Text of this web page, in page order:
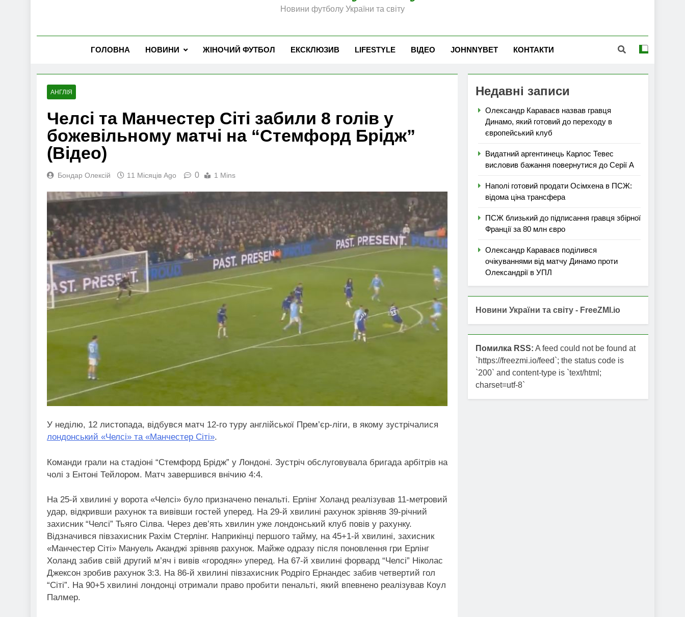
Новини футболу України та світу
ГОЛОВНА НОВИНИ ЖІНОЧИЙ ФУТБОЛ ЕКСКЛЮЗИВ LIFESTYLE ВІДЕО JOHNNYBET КОНТАКТИ
АНГЛІЯ
Челсі та Манчестер Сіті забили 8 голів у
божевільному матчі на “Стемфорд Брідж”
(Відео)
Бондар Олексій 11 Місяців Ago 0 1 Mins
У неділю, 12 листопада, відбувся матч 12-го туру англійської Прем’єр-ліги, в якому зустрічалися
лондонський «Челсі» та «Манчестер Сіті».
Команди грали на стадіоні “Стемфорд Брідж” у Лондоні. Зустріч обслуговувала бригада арбітрів на
чолі з Ентоні Тейлором. Матч завершився внічию 4:4.
На 25-й хвилині у ворота «Челсі» було призначено пенальті. Ерлінг Холанд реалізував 11-метровий
удар, відкривши рахунок та вивівши гостей уперед. На 29-й хвилині рахунок зрівняв 39-річний
захисник “Челсі” Тьяго Сілва. Через дев’ять хвилин уже лондонський клуб повів у рахунку.
Відзначився півзахисник Рахім Стерлінг. Наприкінці першого тайму, на 45+1-й хвилині, захисник
«Манчестер Сіті» Мануель Аканджі зрівняв рахунок. Майже одразу після поновлення гри Ерлінг
Холанд забив свій другий м’яч і вивів «городян» уперед. На 67-й хвилині форвард “Челсі” Ніколас
Джексон зробив рахунок 3:3. На 86-й хвилині півзахисник Родріго Ернандес забив четвертий гол
“Сіті”. На 90+5 хвилині лондонці отримали право пробити пенальті, який впевнено реалізував Коул
Палмер.
Недавні записи
Олександр Караваєв назвав гравця
Динамо, який готовий до переходу в
європейський клуб
Видатний аргентинець Карлос Тевес
висловив бажання повернутися до Серії А
Наполі готовий продати Осімхена в ПСЖ:
відома ціна трансфера
ПСЖ близький до підписання гравця збірної
Франції за 80 млн євро
Олександр Караваєв поділився
очікуваннями від матчу Динамо проти
Олександрії в УПЛ
Новини України та світу - FreeZMI.io
Помилка RSS: A feed could not be found at
`https://freezmi.io/feed`; the status code is
`200` and content-type is `text/html;
charset=utf-8`